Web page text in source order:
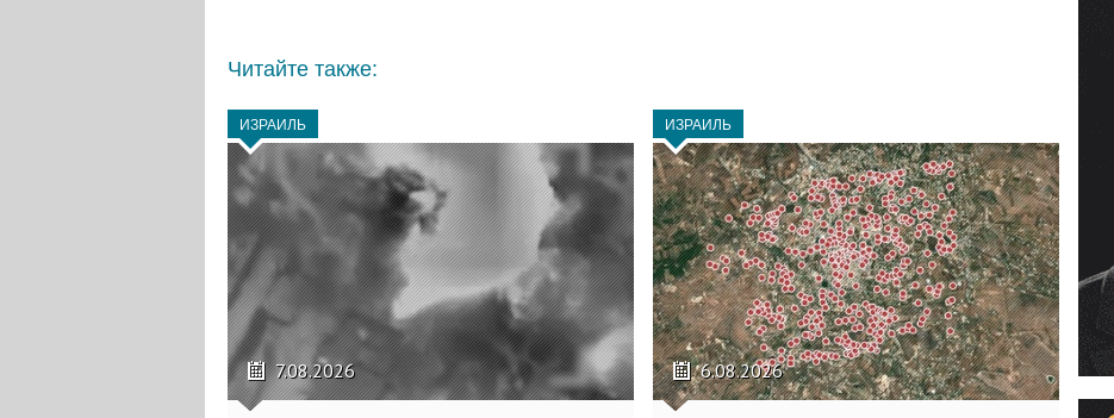
Читайте также:
ИЗРАИЛЬ
7.08.2026
ИЗРАИЛЬ
6.08.2026